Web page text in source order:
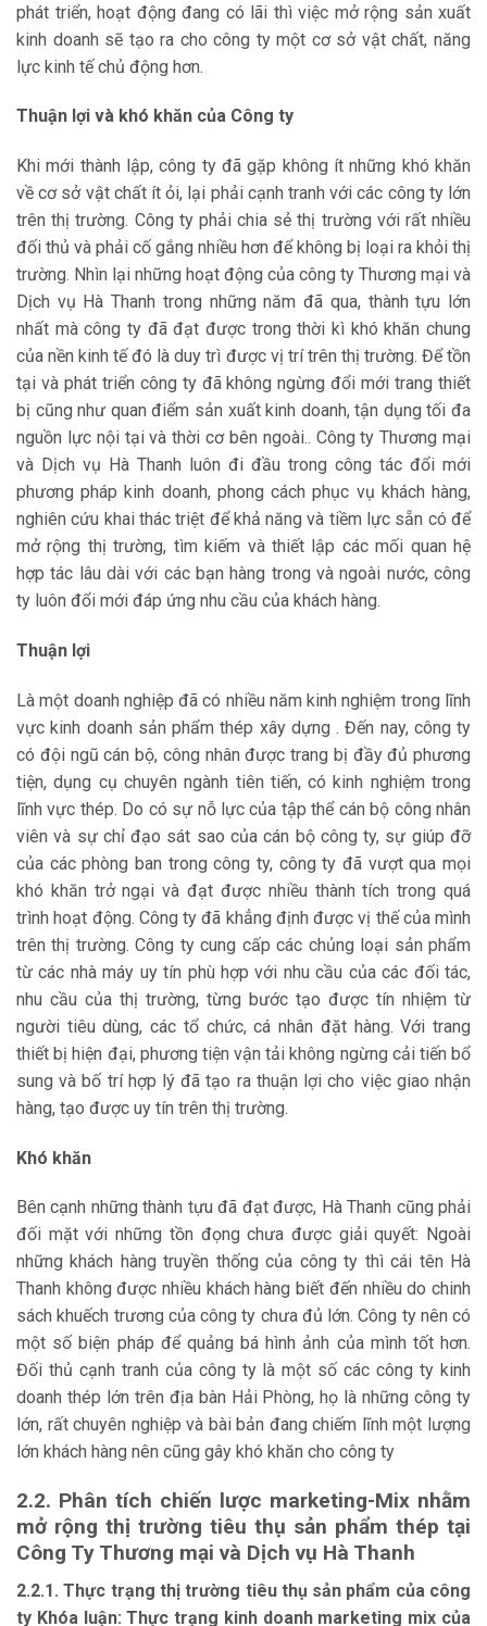
phát triển, hoạt động đang có lãi thì việc mở rộng sản xuất
kinh doanh sẽ tạo ra cho công ty một cơ sở vật chất, năng
lực kinh tế chủ động hơn.
Thuận lợi và khó khăn của Công ty
Khi mới thành lập, công ty đã gặp không ít những khó khăn
về cơ sở vật chất ít ỏi, lại phải cạnh tranh với các công ty lớn
trên thị trường. Công ty phải chia sẻ thị trường với rất nhiều
đối thủ và phải cố gắng nhiều hơn để không bị loại ra khỏi thị
trường. Nhìn lại những hoạt động của công ty Thương mại và
Dịch vụ Hà Thanh trong những năm đã qua, thành tựu lớn
nhất mà công ty đã đạt được trong thời kì khó khăn chung
của nền kinh tế đó là duy trì được vị trí trên thị trường. Để tồn
tại và phát triển công ty đã không ngừng đổi mới trang thiết
bị cũng như quan điểm sản xuất kinh doanh, tận dụng tối đa
nguồn lực nội tại và thời cơ bên ngoài.. Công ty Thương mại
và Dịch vụ Hà Thanh luôn đi đầu trong công tác đổi mới
phương pháp kinh doanh, phong cách phục vụ khách hàng,
nghiên cứu khai thác triệt để khả năng và tiềm lực sẵn có để
mở rộng thị trường, tìm kiếm và thiết lập các mối quan hệ
hợp tác lâu dài với các bạn hàng trong và ngoài nước, công
ty luôn đổi mới đáp ứng nhu cầu của khách hàng.
Thuận lợi
Là một doanh nghiệp đã có nhiều năm kinh nghiệm trong lĩnh
vực kinh doanh sản phẩm thép xây dựng . Đến nay, công ty
có đội ngũ cán bộ, công nhân được trang bị đầy đủ phương
tiện, dụng cụ chuyên ngành tiên tiến, có kinh nghiệm trong
lĩnh vực thép. Do có sự nỗ lực của tập thể cán bộ công nhân
viên và sự chỉ đạo sát sao của cán bộ công ty, sự giúp đỡ
của các phòng ban trong công ty, công ty đã vượt qua mọi
khó khăn trở ngại và đạt được nhiều thành tích trong quá
trình hoạt động. Công ty đã khẳng định được vị thế của mình
trên thị trường. Công ty cung cấp các chủng loại sản phẩm
từ các nhà máy uy tín phù hợp với nhu cầu của các đối tác,
nhu cầu của thị trường, từng bước tạo được tín nhiệm từ
người tiêu dùng, các tổ chức, cá nhân đặt hàng. Với trang
thiết bị hiện đại, phương tiện vận tải không ngừng cải tiến bổ
sung và bố trí hợp lý đã tạo ra thuận lợi cho việc giao nhận
hàng, tạo được uy tín trên thị trường.
Khó khăn
Bên cạnh những thành tựu đã đạt được, Hà Thanh cũng phải
đối mặt với những tồn đọng chưa được giải quyết: Ngoài
những khách hàng truyền thống của công ty thì cái tên Hà
Thanh không được nhiều khách hàng biết đến nhiều do chinh
sách khuếch trương của công ty chưa đủ lớn. Công ty nên có
một số biện pháp để quảng bá hình ảnh của mình tốt hơn.
Đối thủ cạnh tranh của công ty là một số các công ty kinh
doanh thép lớn trên địa bàn Hải Phòng, họ là những công ty
lớn, rất chuyên nghiệp và bài bản đang chiếm lĩnh một lượng
lớn khách hàng nên cũng gây khó khăn cho công ty
2.2. Phân tích chiến lược marketing-Mix nhằm
mở rộng thị trường tiêu thụ sản phẩm thép tại
Công Ty Thương mại và Dịch vụ Hà Thanh
2.2.1. Thực trạng thị trường tiêu thụ sản phẩm của công
ty Khóa luận: Thực trạng kinh doanh marketing mix của